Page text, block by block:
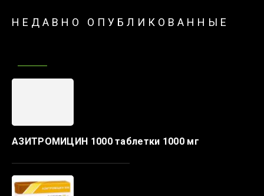
НЕДАВНО ОПУБЛИКОВАННЫЕ
АЗИТРОМИЦИН 1000 таблетки 1000 мг